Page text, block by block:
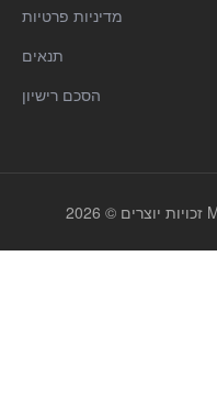
מדיניות פרטיות
תנאים
הסכם רישיון